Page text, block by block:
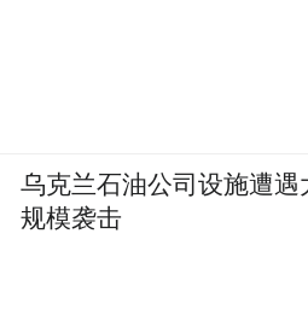
乌克兰石油公司设施遭遇
规模袭击